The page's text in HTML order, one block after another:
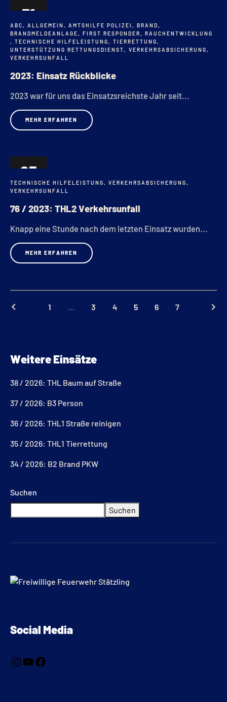
31
DEZ.
ABC, ALLGEMEIN , AMTSHILFE POLIZEI , BRAND,
BRANDMELDEANLAGE, FIRST RESPONDER, RAUCHENTWICKLUNG
, TECHNISCHE HILFELEISTUNG, TIERRETTUNG,
UNTERSTÜTZUNG RETTUNGSDIENST, VERKEHRSABSICHERUNG,
VERKEHRSUNFALL
2023: Einsatz Rückblicke
2023 war für uns das Einsatzsreichste Jahr seit...
MEHR ERFAHREN
23
DEZ.
TECHNISCHE HILFELEISTUNG, VERKEHRSABSICHERUNG,
VERKEHRSUNFALL
76 / 2023: THL2 Verkehrsunfall
Knapp eine Stunde nach dem letzten Einsatz wurden...
MEHR ERFAHREN
keyboard_arrow_left 1 … 3 4 5 6 7 keyboard_arrow_right
Weitere Einsätze
38 / 2026: THL Baum auf Straße
37 / 2026: B3 Person
36 / 2026: THL1 Straße reinigen
35 / 2026: THL1 Tierrettung
34 / 2026: B2 Brand PKW
Suchen
Suchen
Social Media
i
y